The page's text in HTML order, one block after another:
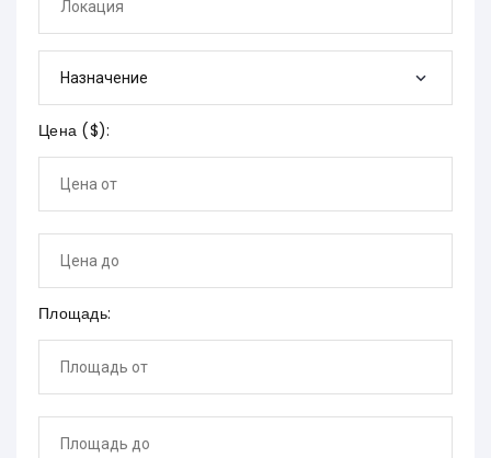
Назначение
Цена ($):
Площадь: